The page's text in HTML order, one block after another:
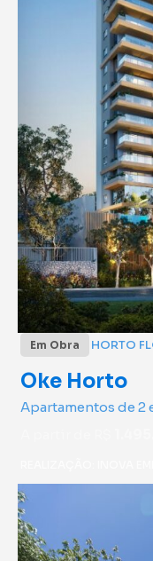
Em Obra HORTO
Oke Horto
Apartamentos de 2